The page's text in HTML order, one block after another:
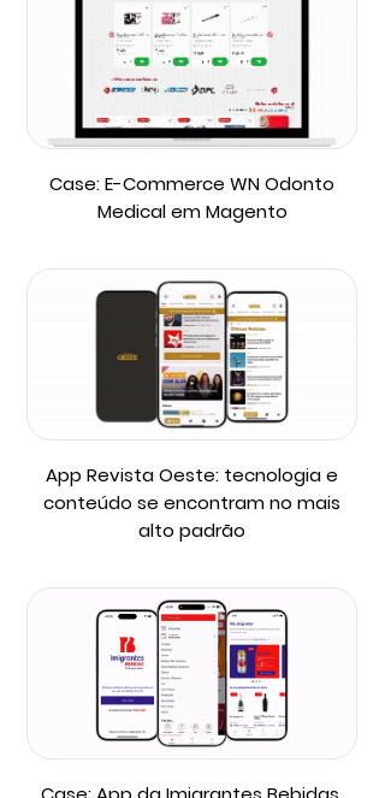
Case: E-Commerce WN Odonto
Medical em Magento
App Revista Oeste: tecnologia e
conteúdo se encontram no mais
alto padrão